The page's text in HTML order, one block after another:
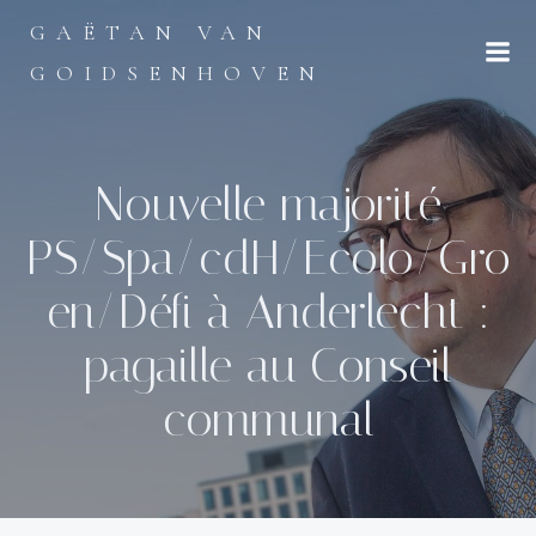
contenu
GAËTAN VAN
GOIDSENHOVEN
Nouvelle majorité
PS/Spa/cdH/Ecolo/Gro
en/Défi à Anderlecht :
pagaille au Conseil
communal